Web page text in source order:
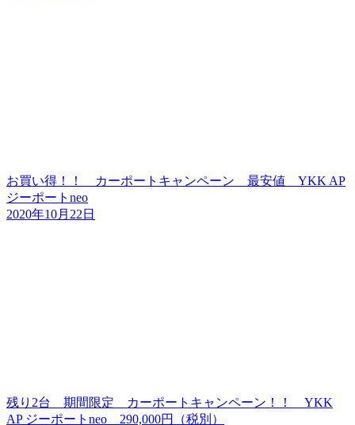
お買い得！！ カーポートキャンペーン 最安値 YKK AP
ジーポートneo
2020年10月22日
残り2台 期間限定 カーポートキャンペーン！！ YKK
AP ジーポートneo 290,000円（税別）